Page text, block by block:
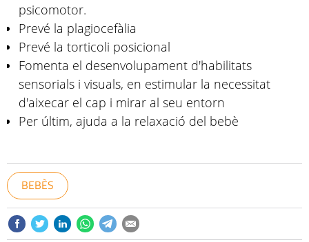
psicomotor.
Prevé la plagiocefàlia
Prevé la torticoli posicional
Fomenta el desenvolupament d'habilitats
sensorials i visuals, en estimular la necessitat
d'aixecar el cap i mirar al seu entorn
Per últim, ajuda a la relaxació del bebè
BEBÈS